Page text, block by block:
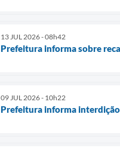
13 JUL 2026 - 08h42
Prefeitura informa sobre
09 JUL 2026 - 10h22
Prefeitura informa